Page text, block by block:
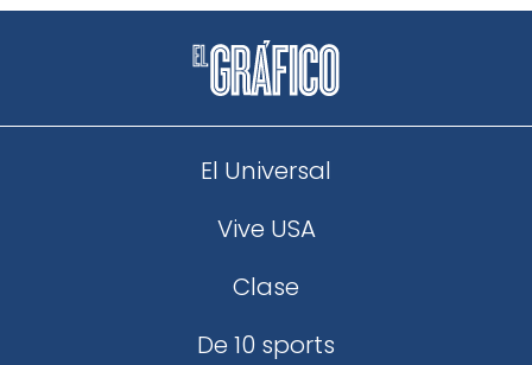
El Universal
Vive USA
Clase
De 10 sports